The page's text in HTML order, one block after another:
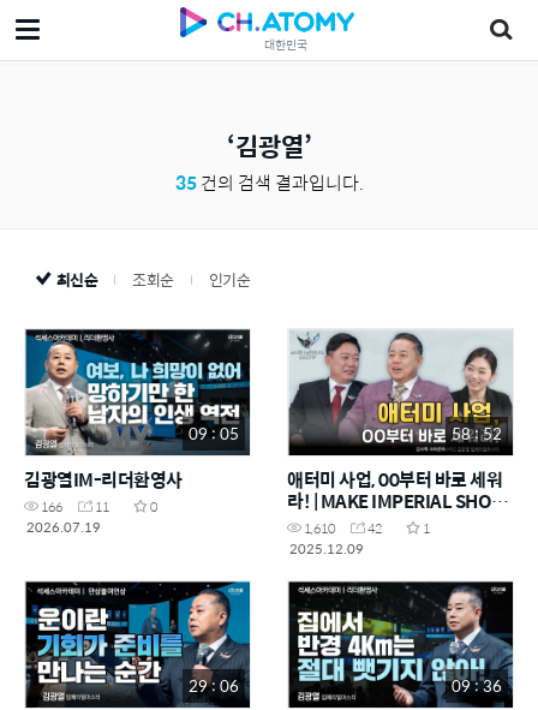
대한민국
김광열
35건의 검색 결과입니다.
최신순 조회순 인기순
09 : 05
김광열IM-리더환영사
166 11
0
2026.07.19
58 : 52
애터미 사업, 00부터 바로 세워
라! | MAKE IMPERIAL SHOW
EP.61,610 42
1
2025.12.09
29 : 06 09 : 36